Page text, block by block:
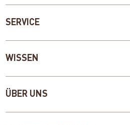
SERVICE
WISSEN
ÜBER UNS